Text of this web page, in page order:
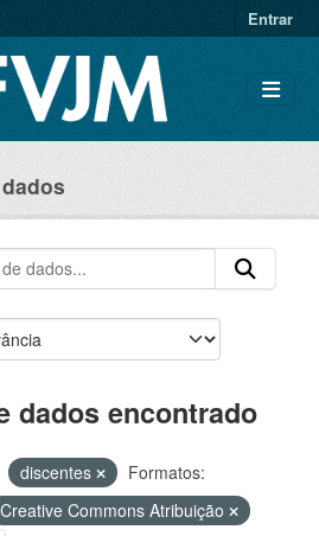
Entrar
dados encontrado
discentes
Formatos:
Creative Commons Atribuição